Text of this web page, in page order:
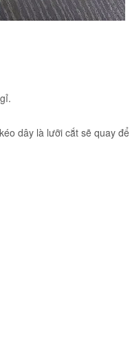
dây là lưỡi cắt sẽ quay để